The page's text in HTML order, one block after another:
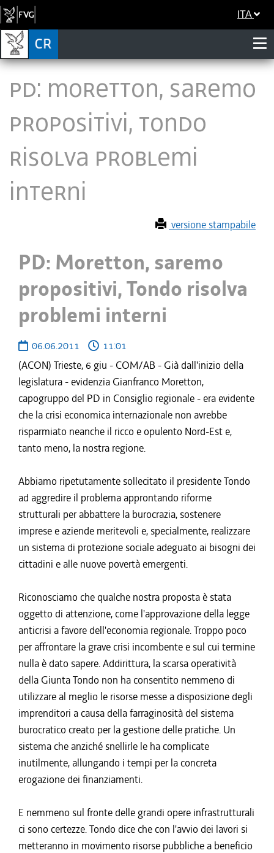
ITA
PD: Moretton, saremo
propositivi, Tondo
risolva problemi
interni
versione stampabile
PD: Moretton, saremo
propositivi, Tondo risolva
problemi interni
06.06.2011
11:01
(ACON) Trieste, 6 giu - COM/AB - Già dall'inizio della
legislatura - evidenzia Gianfranco Moretton,
capogruppo del PD in Consiglio regionale - era evidente
che la crisi economica internazionale non avrebbe
risparmiato neanche il ricco e opulento Nord-Est e,
tanto meno, la nostra regione.
Abbiamo ripetutamente sollecitato il presidente Tondo
ad aggredire il problema approntando riforme
strutturali per abbattere la burocrazia, sostenere
imprese e aziende meritevoli e, specialmente, realizzare
un sistema di protezione sociale adeguato ai bisogni dei
cittadini e alle nuove povertà emergenti.
Riconosciamo che qualche nostra proposta è stata
oggetto di attenzione, come l'approvazione della legge
anticrisi a favore dell'economia regionale. Troppo poco
per affrontare la grave crisi incombente e sul cui termine
nulla è dato sapere. Addirittura, la scarsa operatività
della Giunta Tondo non ha consentito nemmeno di
utilizzare al meglio le risorse messe a disposizione degli
imprenditori a causa della farraginosità del sistema
burocratico creato per la gestione delle pratiche. Un
sistema che anziché snellirle le ha complicate
inutilmente, allungando i tempi per la concreta
erogazione dei finanziamenti.
E nemmeno sul fronte delle grandi opere infrastrutturali
ci sono certezze. Tondo dice che con l'avvio dei lavori si
metteranno in movimento risorse pubbliche a beneficio